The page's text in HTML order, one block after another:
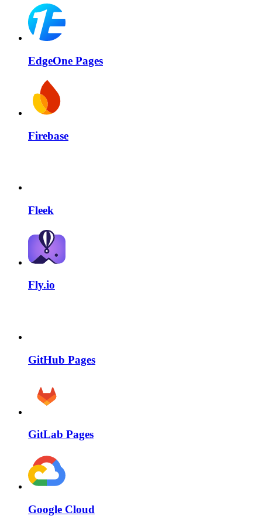
EdgeOne Pages
Firebase
Fleek
Fly.io
GitHub Pages
GitLab Pages
Google Cloud